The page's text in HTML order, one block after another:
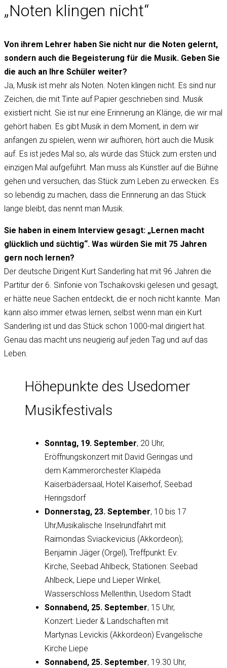
„Noten klingen nicht“
Von ihrem Lehrer haben Sie nicht nur die Noten gelernt,
sondern auch die Begeisterung für die Musik. Geben Sie
die auch an Ihre Schüler weiter?
Ja, Musik ist mehr als Noten. Noten klingen nicht. Es sind nur
Zeichen, die mit Tinte auf Papier geschrieben sind. Musik
existiert nicht. Sie ist nur eine Erinnerung an Klänge, die wir mal
gehört haben. Es gibt Musik in dem Moment, in dem wir
anfangen zu spielen, wenn wir aufhören, hört auch die Musik
auf. Es ist jedes Mal so, als würde das Stück zum ersten und
einzigen Mal aufgeführt. Man muss als Künstler auf die Bühne
gehen und versuchen, das Stück zum Leben zu erwecken. Es
so lebendig zu machen, dass die Erinnerung an das Stück
lange bleibt, das nennt man Musik.
Sie haben in einem Interview gesagt: „Lernen macht
glücklich und süchtig“. Was würden Sie mit 75 Jahren
gern noch lernen?
Der deutsche Dirigent Kurt Sanderling hat mit 96 Jahren die
Partitur der 6. Sinfonie von Tschaikovski gelesen und gesagt,
er hätte neue Sachen entdeckt, die er noch nicht kannte. Man
kann also immer etwas lernen, selbst wenn man ein Kurt
Sanderling ist und das Stück schon 1000-mal dirigiert hat.
Genau das macht uns neugierig auf jeden Tag und auf das
Leben.
Höhepunkte des Usedomer
Musikfestivals
Sonntag, 19. September, 20 Uhr,
Eröffnungskonzert mit David Geringas und
dem Kammerorchester Klaipėda
Kaiserbädersaal, Hotel Kaiserhof, Seebad
Heringsdorf
Donnerstag, 23. September, 10 bis 17
Uhr,Musikalische Inselrundfahrt mit
Raimondas Sviackevicius (Akkordeon);
Benjamin Jäger (Orgel), Treffpunkt: Ev.
Kirche, Seebad Ahlbeck, Stationen: Seebad
Ahlbeck, Liepe und Lieper Winkel,
Wasserschloss Mellenthin, Usedom Stadt
Sonnabend, 25. September, 15 Uhr,
Konzert: Lieder & Landschaften mit
Martynas Levickis (Akkordeon) Evangelische
Kirche Liepe
Sonnabend, 25. September, 19.30 Uhr,